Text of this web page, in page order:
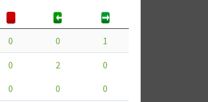
0 0 1
0 2
0
0 0 0